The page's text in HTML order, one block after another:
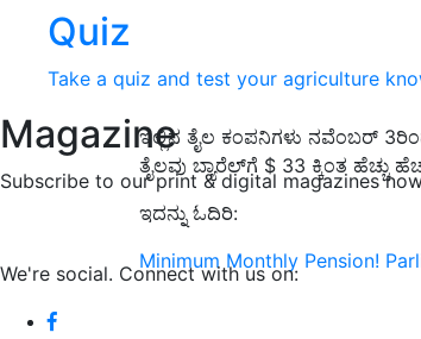
Quiz
Take a quiz and test your agriculture
Magazine
Subscribe to our print & digital magazines
We're social. Connect with us on:
ಇಲ್ಲಿನ ತೈಲ ಕಂಪನಿಗಳು ನವೆಂಬರ್
ತೈಲವು ಬ್ಯಾರೆಲ್‌ಗೆ $ 33 ಕ್ಕಿಂತ ಹೆಚ್ಚು
ಇದನ್ನು ಓದಿರಿ:
Minimum Monthly Pension!